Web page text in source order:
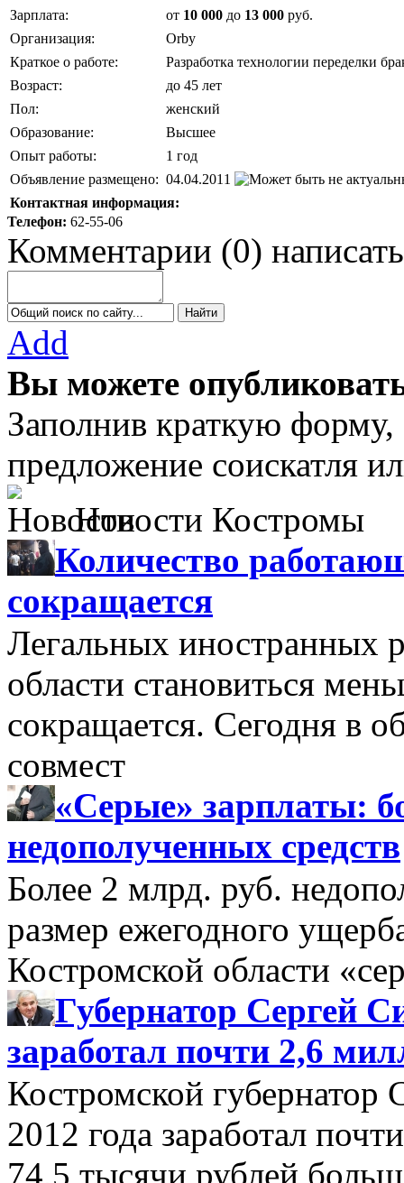
Зарплата:
от 10 000 до 13 000 руб.
Организация:
Оrbу
Краткое о работе:
Разработка технологии переделки
Возраст:
до 45 лет
Пол:
женский
Образование:
Высшее
Опыт работы:
1 год
Объявление размещено: 04.04.2011
Контактная информация:
Телефон: 62-55-06
Комментарии (0) написать
Add
Вы можете
Заполнив краткую
предложение соискатля
Новости Костромы
Количество
сокращается
Легальных иностранных
области становиться
сокращается. Сегодня в
совмест
«Серые» зарплаты:
недополученных средств
Более 2 млрд. руб.
размер ежегодного
Костромской области
Губернатор Сергей
заработал почти 2,6
Костромской губернатор
2012 года заработал
74,5 тысячи рублей